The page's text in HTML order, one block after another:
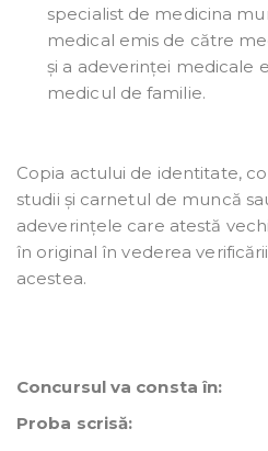
specialist de medicina
medical emis de către
și a adeverinței medicale
medicul de familie.
Copia actului de identitate,
studii și carnetul de muncă
adeverințele care atestă
în original în vederea
acestea.
Concursul va consta în:
Proba scrisă: